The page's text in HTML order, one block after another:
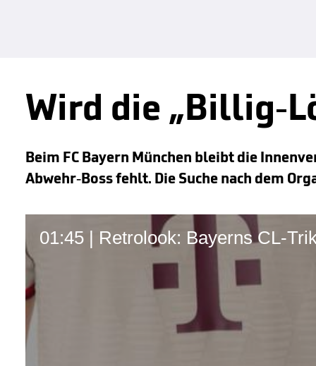
Wird die „Billig-
Beim FC Bayern München bleibt die
Abwehr-Boss fehlt. Die Suche nach dem
01:45 | Retrolook: Bayerns CL-